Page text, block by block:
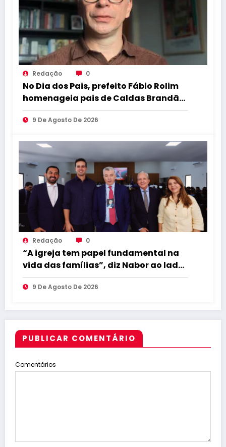
Redação 0
No Dia dos Pais, prefeito Fábio Rolim
homenageia pais de Caldas Brandão
e destaca o amor que transforma ás
famílias
9 De Agosto De 2026
Redação 0
“A igreja tem papel fundamental na
vida das famílias”, diz Nabor ao lado
de Lucas em encontro evangélico
9 De Agosto De 2026
PUBLICAR COMENTÁRIO
Comentários